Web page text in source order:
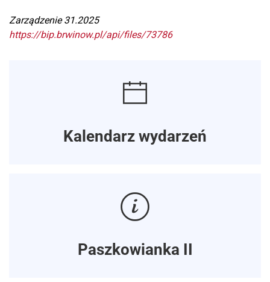
Zarządzenie 31.2025
https://bip.brwinow.pl/api/files/73786
Kalendarz wydarzeń
Paszkowianka II